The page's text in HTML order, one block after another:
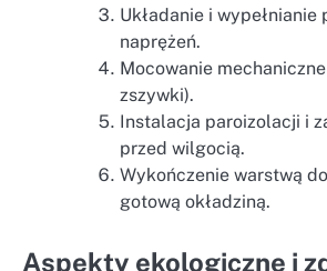
Układanie i wypełnianie
naprężeń.
Mocowanie
zszywki).
Instalacja paroizolacji i
przed wilgocią.
Wykończenie warstwą
gotową okładziną.
Aspekty ekologiczne i